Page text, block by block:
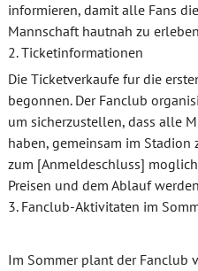
informieren, damit alle Fans
Mannschaft hautnah zu
2. Ticketinformationen
Die Ticketverkaufe fur die
begonnen. Der Fanclub
um sicherzustellen, dass alle
haben, gemeinsam im Stadion
zum [Anmeldeschluss]
Preisen und dem Ablauf
3. Fanclub-Aktivitaten im
Im Sommer plant der Fanclub